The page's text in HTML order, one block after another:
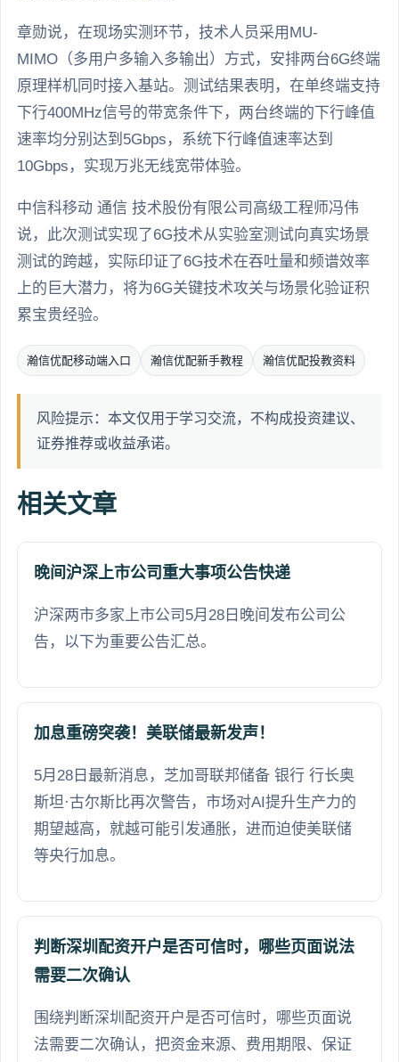
章勋说，在现场实测环节，技术人员采用MU-
MIMO（多用户多输入多输出）方式，安排两台6G终端
原理样机同时接入基站。测试结果表明，在单终端支持
下行400MHz信号的带宽条件下，两台终端的下行峰值
速率均分别达到5Gbps，系统下行峰值速率达到
10Gbps，实现万兆无线宽带体验。
中信科移动 通信 技术股份有限公司高级工程师冯伟
说，此次测试实现了6G技术从实验室测试向真实场景
测试的跨越，实际印证了6G技术在吞吐量和频谱效率
上的巨大潜力，将为6G关键技术攻关与场景化验证积
累宝贵经验。
瀚信优配移动端入口 瀚信优配新手教程 瀚信优配投教资料
风险提示：本文仅用于学习交流，不构成投资建议、
证券推荐或收益承诺。
相关文章
晚间沪深上市公司重大事项公告快递
沪深两市多家上市公司5月28日晚间发布公司公
告，以下为重要公告汇总。
加息重磅突袭！美联储最新发声！
5月28日最新消息，芝加哥联邦储备 银行 行长奥
斯坦·古尔斯比再次警告，市场对AI提升生产力的
期望越高，就越可能引发通胀，进而迫使美联储
等央行加息。
判断深圳配资开户是否可信时，哪些页面说法
需要二次确认
围绕判断深圳配资开户是否可信时，哪些页面说
法需要二次确认，把资金来源、费用期限、保证